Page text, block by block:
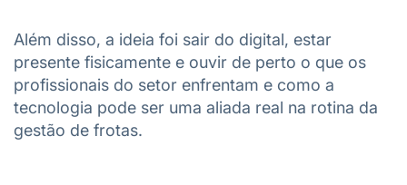
Além disso, a ideia foi sair do digital, estar
presente fisicamente e ouvir de perto o que os
profissionais do setor enfrentam e como a
tecnologia pode ser uma aliada real na rotina da
gestão de frotas.